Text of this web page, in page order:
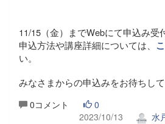
11/15（金）までWebにて申込み受
申込方法や講座詳細については、
い。
みなさまからの申込みをお待ちし
0コメント
0
2023/10/13
水